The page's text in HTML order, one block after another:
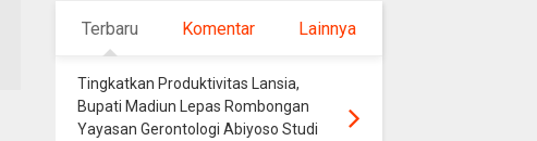
Terbaru Komentar Lainnya
Tingkatkan Produktivitas Lansia,
Bupati Madiun Lepas Rombongan
Yayasan Gerontologi Abiyoso Studi